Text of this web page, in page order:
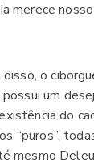
merece nosso
o
um
do
“puros”,
mesmo